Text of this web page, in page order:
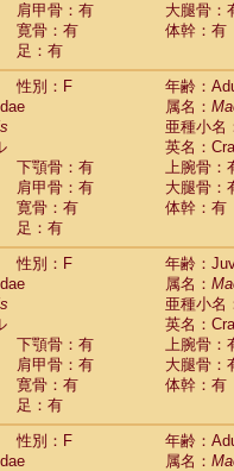
肩甲骨：有
大腿骨：
寛骨：有
体幹：有
足：有
性別：F
年齢：
属名：
亜種小名
英名：
下顎骨：有
上腕骨：
肩甲骨：有
大腿骨：
寛骨：有
体幹：有
足：有
性別：F
年齢：
属名：
亜種小名
英名：
下顎骨：有
上腕骨：
肩甲骨：有
大腿骨：
寛骨：有
体幹：有
足：有
性別：F
年齢：
属名：